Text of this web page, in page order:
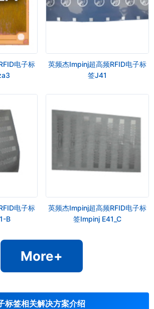
电子标
英频杰Impinj超高频RFID电子标
签J41
电子标
B
英频杰Impinj超高频RFID电子标
签Impinj E41_C
More+
标签相关解决方案介绍